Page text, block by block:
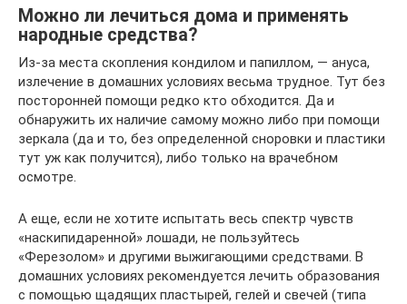
Можно ли лечиться дома и применять
народные средства?
Из-за места скопления кондилом и папиллом, — ануса,
излечение в домашних условиях весьма трудное. Тут без
посторонней помощи редко кто обходится. Да и
обнаружить их наличие самому можно либо при помощи
зеркала (да и то, без определенной сноровки и пластики
тут уж как получится), либо только на врачебном
осмотре.
А еще, если не хотите испытать весь спектр чувств
«наскипидаренной» лошади, не пользуйтесь
«Ферезолом» и другими выжигающими средствами. В
домашних условиях рекомендуется лечить образования
с помощью щадящих пластырей, гелей и свечей (типа